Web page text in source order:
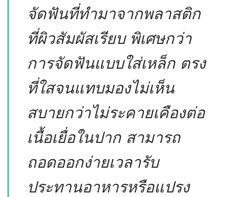
จัดฟันที่ทำมาจากพลาสติก
ที่ผิวสัมผัสเรียบ พิเศษกว่า
การจัดฟันแบบใส่เหล็ก ตรง
ที่ใสจนแทบมองไม่เห็น
สบายกว่าไม่ระคายเคืองต่อ
เนื้อเยื่อในปาก สามารถ
ถอดออกง่ายเวลารับ
ประทานอาหารหรือแปรง